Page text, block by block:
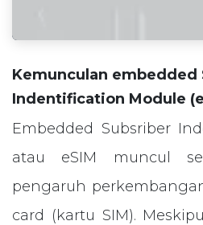
Kemunculan embedded
Indentification Module
Embedded Subsriber
atau eSIM muncul
pengaruh
card (kartu SIM).